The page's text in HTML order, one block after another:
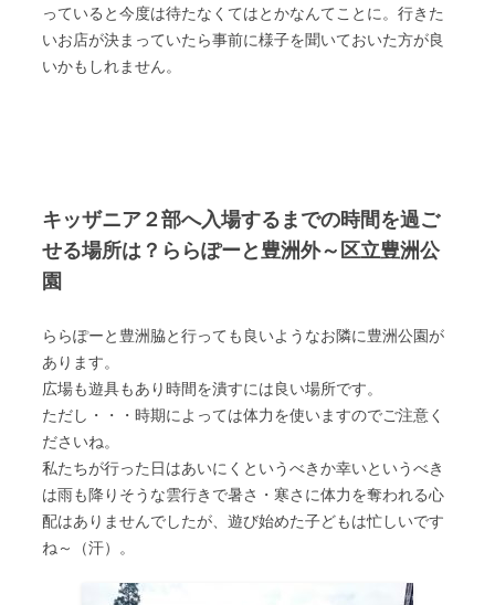
っていると今度は待たなくてはとかなんてことに。行きた
いお店が決まっていたら事前に様子を聞いておいた方が良
いかもしれません。
キッザニア２部へ入場するまでの時間を過ご
せる場所は？ららぽーと豊洲外～区立豊洲公
園
ららぽーと豊洲脇と行っても良いようなお隣に豊洲公園が
あります。
広場も遊具もあり時間を潰すには良い場所です。
ただし・・・時期によっては体力を使いますのでご注意く
ださいね。
私たちが行った日はあいにくというべきか幸いというべき
は雨も降りそうな雲行きで暑さ・寒さに体力を奪われる心
配はありませんでしたが、遊び始めた子どもは忙しいです
ね～（汗）。